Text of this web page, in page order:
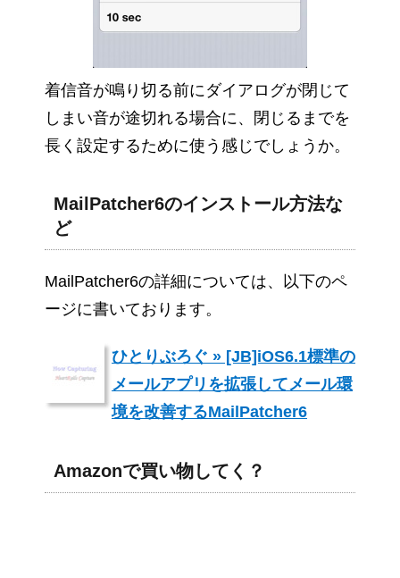
着信音が鳴り切る前にダイアログが閉じて
しまい音が途切れる場合に、閉じるまでを
長く設定するために使う感じでしょうか。
MailPatcher6のインストール方法な
ど
MailPatcher6の詳細については、以下のペ
ージに書いております。
ひとりぶろぐ » [JB]iOS6.1標準の
メールアプリを拡張してメール環
境を改善するMailPatcher6
Amazonで買い物してく？